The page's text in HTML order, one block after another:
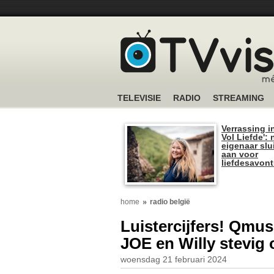
TELEVISIE RADIO STREAMING
Verrassing
Vol Liefde':
eigenaar
aan voor
home radio belgië
Luistercijfers!
JOE en Willy stevig
woensdag 21 februari 2024